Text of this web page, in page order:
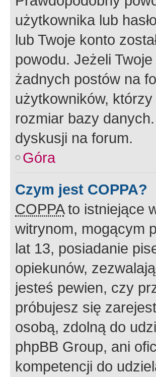
użytkownika lub
lub Twoje konto
powodu. Jeżeli
żadnych postów na
użytkowników,
rozmiar bazy
dyskusji na forum.
Góra
Czym jest COPPA?
COPPAto istniejące
witrynom, mogącym
lat 13, posiadanie
opiekunów,
jesteś pewien, czy
próbujesz się
osobą, zdolną do
phpBB Group, ani
kompetencji do